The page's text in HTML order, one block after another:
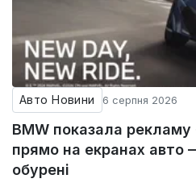
Авто Новини 6 серпня 2026
BMW показала
прямо на екранах авто
обурені